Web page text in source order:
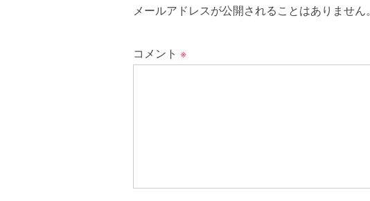
メールアドレスが公開されることはありません。
コメント ※